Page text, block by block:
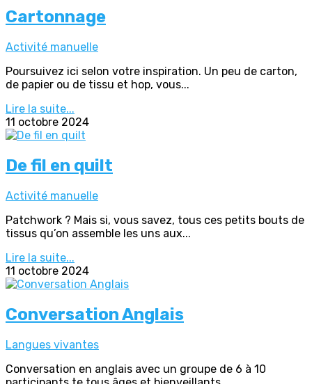
Cartonnage
Activité manuelle
Poursuivez ici selon votre inspiration. Un peu de carton,
de papier ou de tissu et hop, vous...
Lire la suite...
11 octobre 2024
De fil en quilt
Activité manuelle
Patchwork ? Mais si, vous savez, tous ces petits bouts de
tissus qu’on assemble les uns aux...
Lire la suite...
11 octobre 2024
Conversation Anglais
Langues vivantes
Conversation en anglais avec un groupe de 6 à 10